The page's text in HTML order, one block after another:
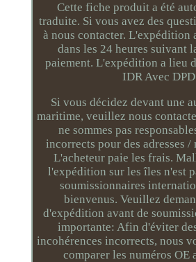
Cette fiche produit a été
traduite. Si vous avez des
à nous contacter. L'expédition
dans les 24 heures suivant
paiement. L'expédition a lieu
IDR Avec
Si vous décidez devant une
maritime, veuillez nous
ne sommes pas
incorrects pour des adresses /
L'acheteur paie les frais.
l'expédition sur les îles n'est
soumissionnaires
bienvenus. Veuillez
d'expédition avant de
importante: Afin d'éviter
incohérences incorrects, nous
comparer les numéros OE